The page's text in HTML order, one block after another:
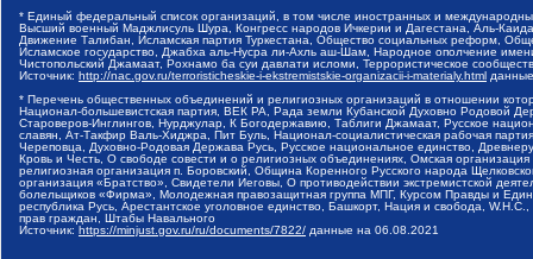
* Единый федеральный список организаций, в том числе иностранных и
Высший военный Маджлисуль Шура, Конгресс народов Ичкерии и Дагестана, Аль-
Движение Талибан, Исламская партия Туркестана, Общество социальных реформ,
Исламское государство, Джабха аль-Нусра ли-Ахль аш-Шам, Народное ополчение
Чистопольский Джамаат, Рохнамо ба суи давлати исломи, Террористическое
Источник: http://nac.gov.ru/terroristicheskie-i-ekstremistskie-organizacii-i-materialy.html
* Перечень общественных объединений и религиозных организаций в отношении
Национал-большевистская партия, ВЕК РА, Рада земли Кубанской Духовно Родовой
Староверов-Инглингов, Нурджулар, К Богодержавию, Таблиги Джамаат, Русское
славян, Ат-Такфир Валь-Хиджра, Пит Буль, Национал-социалистическая рабочая
Череповца, Духовно-Родовая Держава Русь, Русское национальное единство,
Кровь и Честь, О свободе совести и о религиозных объединениях, Омская
религиозная организация п. Боровский, Община Коренного Русского народа
организация «Братство», Свидетели Иеговы, О противодействии экстремистской
болельщиков «Фирма», Молодежная правозащитная группа МПГ, Курсом Правды и
республика Русь, Арестантское уголовное единство, Башкорт, Нация и свобода,
прав граждан, Штабы Навального
Источник: https://minjust.gov.ru/ru/documents/7822/ данные на 06.08.2021